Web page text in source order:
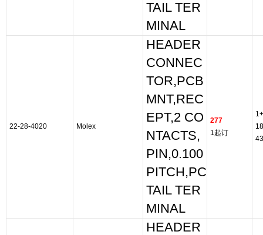
TAIL TER
MINAL
22-28-4020 Molex
HEADER
CONNEC
TOR,PCB
MNT,REC
EPT,2 CO
NTACTS,
PIN,0.100
PITCH,PC
TAIL TER
MINAL
277
1起订
1+
HEADER